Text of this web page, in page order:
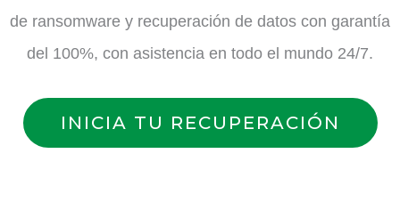
de ransomware y recuperación de datos con garantía
del 100%, con asistencia en todo el mundo 24/7.
INICIA TU RECUPERACIÓN